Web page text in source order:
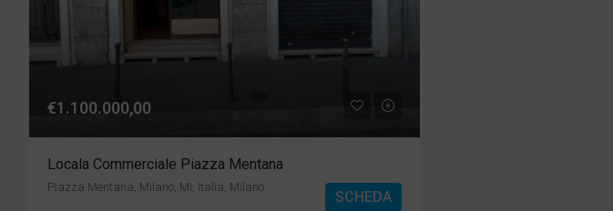
€1.100.000,00
Locala Commerciale Piazza Mentana
Piazza Mentana, Milano, MI, Italia, Milano
SCHEDA